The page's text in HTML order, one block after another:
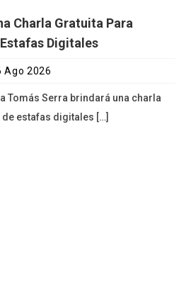
Charla Gratuita Para
Digitales
Ago 2026
Tomás Serra brindará una charla
estafas digitales […]